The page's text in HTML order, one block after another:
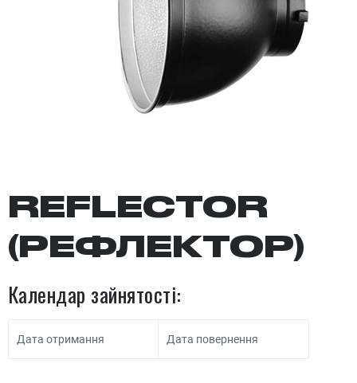
REFLECTOR
(РЕФЛЕКТОР)
Календар зайнятості:
Дата отримання Дата повернення